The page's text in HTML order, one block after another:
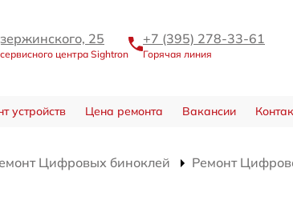
25
центра Sightron
+7 (395) 278-33-61
Горячая линия
устройств Цена ремонта Вакансии
Цифровых биноклей
Ремонт